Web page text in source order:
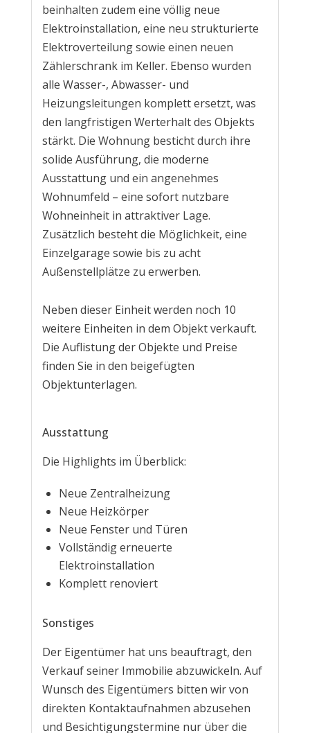
beinhalten zudem eine völlig neue
Elektroinstallation, eine neu strukturierte
Elektroverteilung sowie einen neuen
Zählerschrank im Keller. Ebenso wurden
alle Wasser-, Abwasser- und
Heizungsleitungen komplett ersetzt, was
den langfristigen Werterhalt des Objekts
stärkt. Die Wohnung besticht durch ihre
solide Ausführung, die moderne
Ausstattung und ein angenehmes
Wohnumfeld – eine sofort nutzbare
Wohneinheit in attraktiver Lage.
Zusätzlich besteht die Möglichkeit, eine
Einzelgarage sowie bis zu acht
Außenstellplätze zu erwerben.
Neben dieser Einheit werden noch 10
weitere Einheiten in dem Objekt verkauft.
Die Auflistung der Objekte und Preise
finden Sie in den beigefügten
Objektunterlagen.
Ausstattung
Die Highlights im Überblick:
Neue Zentralheizung
Neue Heizkörper
Neue Fenster und Türen
Vollständig erneuerte
Elektroinstallation
Komplett renoviert
Sonstiges
Der Eigentümer hat uns beauftragt, den
Verkauf seiner Immobilie abzuwickeln. Auf
Wunsch des Eigentümers bitten wir von
direkten Kontaktaufnahmen abzusehen
und Besichtigungstermine nur über die